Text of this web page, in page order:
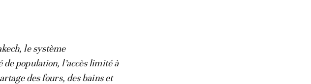
le système
population, l’accès limité à
des fours, des bains et